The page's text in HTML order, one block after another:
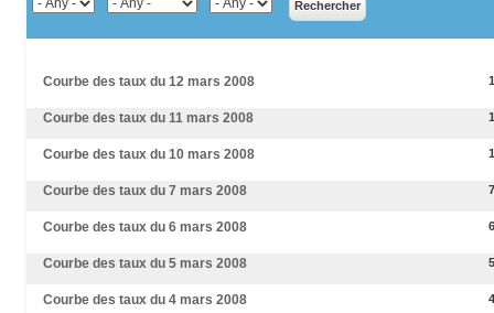
Courbe des taux du 12 mars 2008
Courbe des taux du 11 mars 2008
Courbe des taux du 10 mars 2008
Courbe des taux du 7 mars 2008 7
Courbe des taux du 6 mars 2008 6
Courbe des taux du 5 mars 2008 5
Courbe des taux du 4 mars 2008 4